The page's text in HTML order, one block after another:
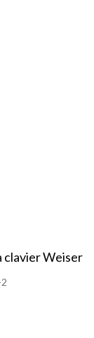
clavier Weiser